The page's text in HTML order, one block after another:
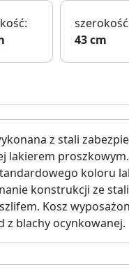
43 cm
z stali
lakierem
koloru
konstrukcji ze
Kosz
z blachy ocynkowanej.